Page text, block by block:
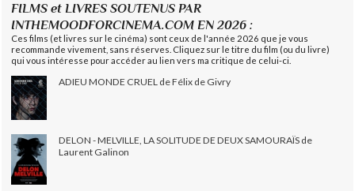
FILMS et LIVRES SOUTENUS PAR
INTHEMOODFORCINEMA.COM EN 2026 :
Ces films (et livres sur le cinéma) sont ceux de l'année 2026 que je vous
recommande vivement, sans réserves. Cliquez sur le titre du film (ou du livre)
qui vous intéresse pour accéder au lien vers ma critique de celui-ci.
ADIEU MONDE CRUEL de Félix de Givry
DELON - MELVILLE, LA SOLITUDE DE DEUX SAMOURAÏS de
Laurent Galinon